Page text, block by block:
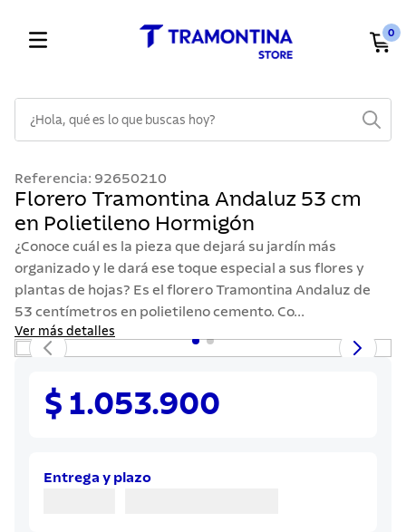
0
Referencia: 92650210
Florero Tramontina Andaluz 53 cm
en Polietileno Hormigón
¿Conoce cuál es la pieza que dejará su jardín más
organizado y le dará ese toque especial a sus flores y
plantas de hojas? Es el florero Tramontina Andaluz de
53 centímetros en polietileno cemento. Co...
Ver más detalles
$ 1.053.900
Entrega y plazo
1 .
cuchillos
2
cubiertos
3.
sarten
4.
ollas
5.
lavaplatos
acero inoxidable
cuchillo
10. olla